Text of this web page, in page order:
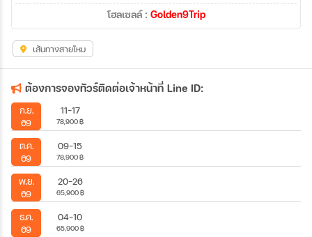
โฮลเซลล์ : Golden9Trip
เส้นทางสายไหม
ต้องการจองทัวร์ติดต่อเจ้าหน้าที่ Line ID:
ก.ย.
69
11-17
78,900฿
ต.ค.
69
09-15
78,900฿
พ.ย.
69
20-26
65,900฿
ธ.ค.
69
04-10
65,900฿